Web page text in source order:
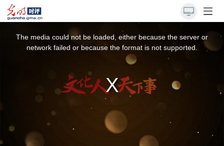
The media could not be loaded, either because the server or
network failed or because the format is not supported.